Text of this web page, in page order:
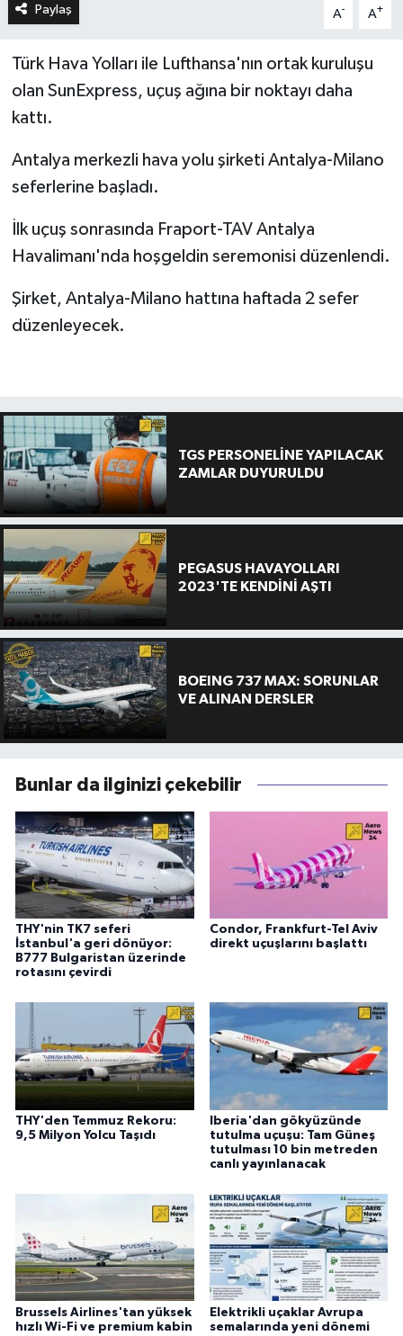
Paylaş A- A+
Türk Hava Yolları ile Lufthansa'nın ortak kuruluşu
olan SunExpress, uçuş ağına bir noktayı daha
kattı.
Antalya merkezli hava yolu şirketi Antalya-Milano
seferlerine başladı.
İlk uçuş sonrasında Fraport-TAV Antalya
Havalimanı'nda hoşgeldin seremonisi düzenlendi.
Şirket, Antalya-Milano hattına haftada 2 sefer
düzenleyecek.
TGS PERSONELİNE YAPILACAK
ZAMLAR DUYURULDU
PEGASUS HAVAYOLLARI
2023'TE KENDİNİ AŞTI
BOEING 737 MAX: SORUNLAR
VE ALINAN DERSLER
Bunlar da ilginizi çekebilir
THY'nin TK7 seferi
İstanbul'a geri dönüyor:
B777 Bulgaristan üzerinde
rotasını çevirdi
Condor, Frankfurt-Tel Aviv
direkt uçuşlarını başlattı
THY'den Temmuz Rekoru:
9,5 Milyon Yolcu Taşıdı
Iberia'dan gökyüzünde
tutulma uçuşu: Tam Güneş
tutulması 10 bin metreden
canlı yayınlanacak
Brussels Airlines'tan yüksek
hızlı Wi-Fi ve premium kabin
Elektrikli uçaklar Avrupa
semalarında yeni dönemi